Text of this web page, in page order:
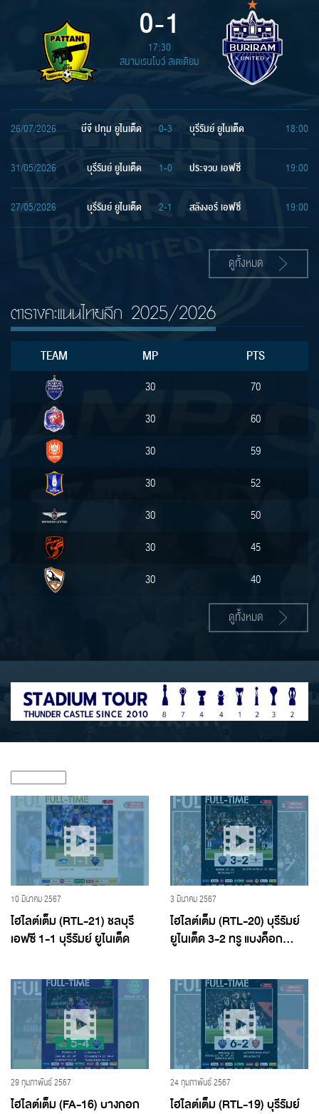
0-1
17:30
สนามเรนโบว์ สเตเดียม
26/07/2026 บีจี ปทุม ยูไนเต็ด 0-3 บุรีรัมย์ ยูไนเต็ด 18:00
31/05/2026 บุรีรัมย์ ยูไนเต็ด 1-0 ประจวบ เอฟซี 19:00
27/05/2026 บุรีรัมย์ ยูไนเต็ด 2-1 สลังงอร์ เอฟซี 19:00
ดูทั้งหมด
ตารางคะแนนไทยลีก 2025/2026
TEAM MP PTS
30
70
30
60
30
59
30
52
30
50
30
45
30
40
ดูทั้งหมด
10 มีนาคม 2567
ไฮไลต์เต็ม (RTL-21) ชลบุรี
เอฟซี 1-1 บุรีรัมย์ ยูไนเต็ด
3 มีนาคม 2567
ไฮไลต์เต็ม (RTL-20) บุรีรัมย์
ยูไนเต็ด 3-2 ทรู แบงค็อก...
29 กุมภาพันธ์ 2567
ไฮไลต์เต็ม (FA-16) บางกอก
24 กุมภาพันธ์ 2567
ไฮไลต์เต็ม (RTL-19) บุรีรัมย์